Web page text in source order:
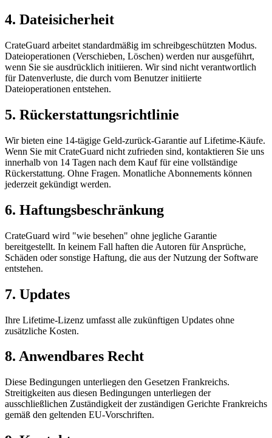
4. Dateisicherheit
CrateGuard arbeitet standardmäßig im schreibgeschützten Modus.
Dateioperationen (Verschieben, Löschen) werden nur ausgeführt,
wenn Sie sie ausdrücklich initiieren. Wir sind nicht verantwortlich
für Datenverluste, die durch vom Benutzer initiierte
Dateioperationen entstehen.
5. Rückerstattungsrichtlinie
Wir bieten eine 14-tägige Geld-zurück-Garantie auf Lifetime-Käufe.
Wenn Sie mit CrateGuard nicht zufrieden sind, kontaktieren Sie uns
innerhalb von 14 Tagen nach dem Kauf für eine vollständige
Rückerstattung. Ohne Fragen. Monatliche Abonnements können
jederzeit gekündigt werden.
6. Haftungsbeschränkung
CrateGuard wird "wie besehen" ohne jegliche Garantie
bereitgestellt. In keinem Fall haften die Autoren für Ansprüche,
Schäden oder sonstige Haftung, die aus der Nutzung der Software
entstehen.
7. Updates
Ihre Lifetime-Lizenz umfasst alle zukünftigen Updates ohne
zusätzliche Kosten.
8. Anwendbares Recht
Diese Bedingungen unterliegen den Gesetzen Frankreichs.
Streitigkeiten aus diesen Bedingungen unterliegen der
ausschließlichen Zuständigkeit der zuständigen Gerichte Frankreichs
gemäß den geltenden EU-Vorschriften.